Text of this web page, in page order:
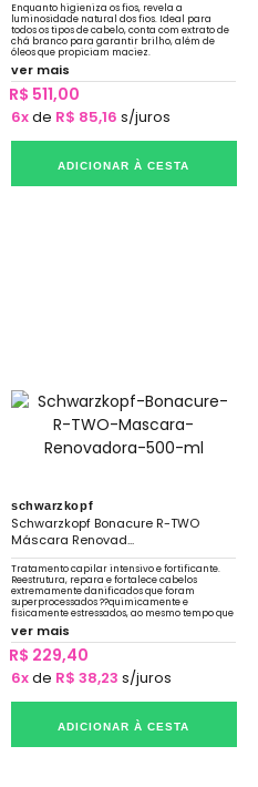
Enquanto higieniza os fios, revela a
luminosidade natural dos fios. Ideal para
todos os tipos de cabelo, conta com extrato de
chá branco para garantir brilho, além de
óleos que propiciam maciez.
ver mais
R$ 511,00
6xde R$ 85,16 s/juros
ADICIONAR À CESTA
schwarzkopf
Schwarzkopf Bonacure R-TWO
Máscara Renovad...
Tratamento capilar intensivo e fortificante.
Reestrutura, repara e fortalece cabelos
extremamente danificados que foram
superprocessados ??quimicamente e
fisicamente estressados, ao mesmo tempo que
desembaraça, nutre e melhora a
penteabilidade.
ver mais
R$ 229,40
6xde R$ 38,23 s/juros
ADICIONAR À CESTA